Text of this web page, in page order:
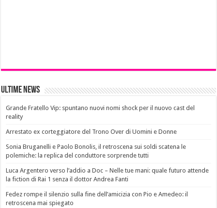
Ultime News
Grande Fratello Vip: spuntano nuovi nomi shock per il nuovo cast del
reality
Arrestato ex corteggiatore del Trono Over di Uomini e Donne
Sonia Bruganelli e Paolo Bonolis, il retroscena sui soldi scatena le
polemiche: la replica del conduttore sorprende tutti
Luca Argentero verso l’addio a Doc – Nelle tue mani: quale futuro attende
la fiction di Rai 1 senza il dottor Andrea Fanti
Fedez rompe il silenzio sulla fine dell’amicizia con Pio e Amedeo: il
retroscena mai spiegato